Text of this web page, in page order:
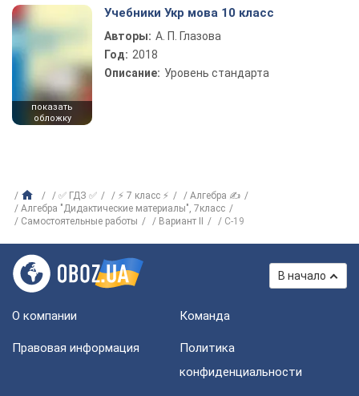
показать
обложку
Учебники Укр мова 10 класс
Авторы: А. П. Глазова
Год: 2018
Описание: Уровень стандарта
✅ ГДЗ ✅ ⚡ 7 класс ⚡
Алгебра ✍
Алгебра "Дидактические материалы", 7класс
Самостоятельные работы
Вариант II С-19
В начало
О компании Команда
Правовая информация
Политика
конфиденциальности